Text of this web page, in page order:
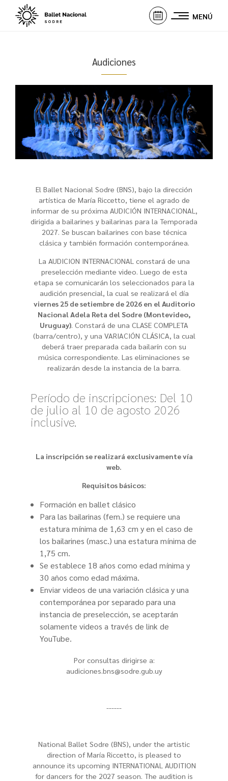
MENÚ
Audiciones
El Ballet Nacional Sodre (BNS), bajo la dirección
artística de María Riccetto, tiene el agrado de
informar de su próxima AUDICIÓN INTERNACIONAL,
dirigida a bailarines y bailarinas para la Temporada
2027. Se buscan bailarines con base técnica
clásica y también formación contemporánea.
La AUDICION INTERNACIONAL constará de una
preselección mediante video. Luego de esta
etapa se comunicarán los seleccionados para la
audición presencial, la cual se realizará el día
viernes 25 de setiembre de 2026 en el Auditorio
Nacional Adela Reta del Sodre (Montevideo,
Uruguay) . Constará de una CLASE COMPLETA
(barra/centro), y una VARIACIÓN CLÁSICA, la cual
deberá traer preparada cada bailarín con su
música correspondiente. Las eliminaciones se
realizarán desde la instancia de la barra.
Período de inscripciones: Del 10
de julio al 10 de agosto 2026
inclusive.
La inscripción se realizará exclusivamente vía
web.
Requisitos básicos:
Formación en ballet clásico
Para las bailarinas (fem.) se requiere una
estatura mínima de 1,63 cm y en el caso de
los bailarines (masc.) una estatura mínima de
1,75 cm.
Se establece 18 años como edad mínima y
30 años como edad máxima.
Enviar videos de una variación clásica y una
contemporánea por separado para una
instancia de preselección, se aceptarán
solamente videos a través de link de
YouTube.
Por consultas dirigirse a:
audiciones.bns@sodre.gub.uy
------
National Ballet Sodre (BNS), under the artistic
direction of María Riccetto, is pleased to
announce its upcoming INTERNATIONAL AUDITION
for dancers for the 2027 season. The audition is